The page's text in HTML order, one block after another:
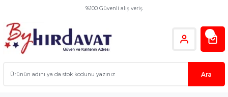
%100 Güvenli alış veriş
Ara